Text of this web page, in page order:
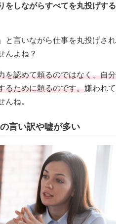
をしながらすべてを丸投げする
と言いながら仕事を丸投げされ
んよね？
を認めて頼るのではなく、自分
るために頼るのです。嫌われて
ね。
言い訳や嘘が多い